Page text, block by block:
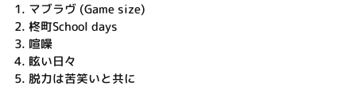
1. マブラヴ (Game size)
2. 柊町School days
3. 喧噪
4. 眩い日々
5. 脱力は苦笑いと共に